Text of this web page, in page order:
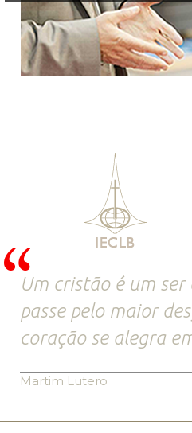
Um cristão é um
passe pelo maior
coração se alegra
Martim Lutero